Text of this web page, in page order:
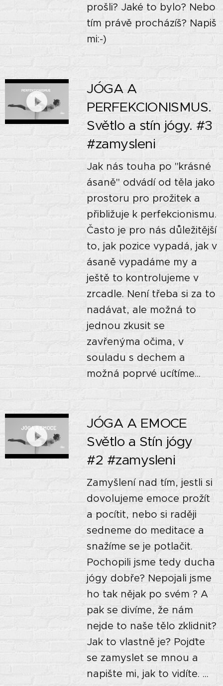
prošli? Jaké to bylo? Nebo
tím právě procházíš? Napiš
mi:-)
JÓGA A
PERFEKCIONISMUS.
Světlo a stín jógy. #3
#zamysleni
Jak nás touha po "krásné
ásaně" odvádí od těla jako
prostoru pro prožitek a
přibližuje k perfekcionismu.
Často je pro nás důležitější
to, jak pozice vypadá, jak v
ásaně vypadáme my a
ještě to kontrolujeme v
zrcadle. Není třeba si za to
nadávat, ale možná to
jednou zkusit se
zavřenýma očima, v
souladu s dechem a
možná poprvé ucítíme...
JÓGA A EMOCE 🙏🏼
Světlo a Stín jógy🌘
#2 #zamysleni
Zamyšlení nad tím, jestli si
dovolujeme emoce prožít
a pocítit, nebo si raději
sedneme do meditace a
snažíme se je potlačit.
Pochopili jsme tedy ducha
jógy dobře? Nepojali jsme
ho tak nějak po svém ? A
pak se divíme, že nám
nejde to naše tělo zklidnit?
Jak to vlastně je? Pojďte
se zamyslet se mnou a
napište mi, jak to vidíte. ...